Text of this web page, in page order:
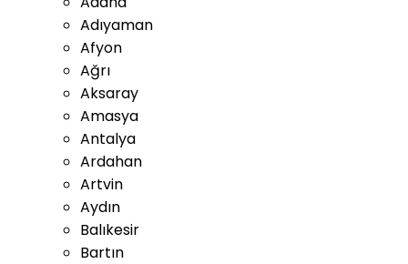
Adıyaman
Afyon
Ağrı
Aksaray
Amasya
Antalya
Ardahan
Artvin
Aydın
Balıkesir
Bartın